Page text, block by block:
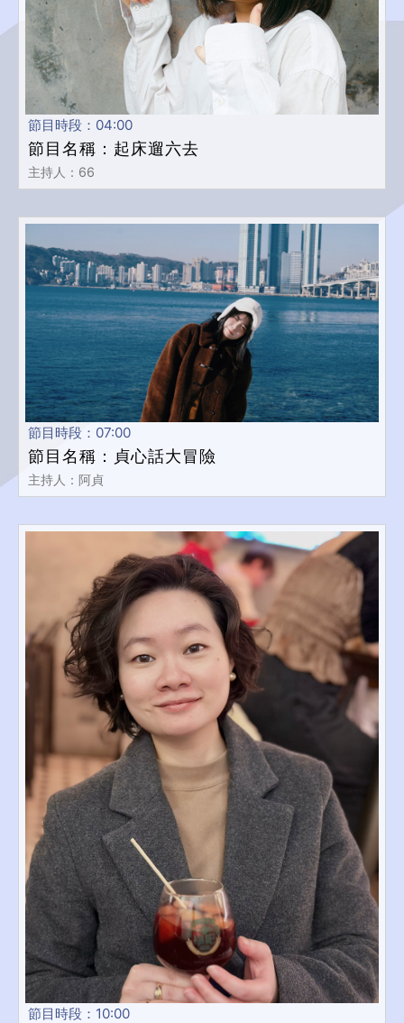
節目時段：04:00
節目名稱：起床遛六去
主持人：66
節目時段：07:00
節目名稱：貞心話大冒險
主持人：阿貞
節目時段：10:00